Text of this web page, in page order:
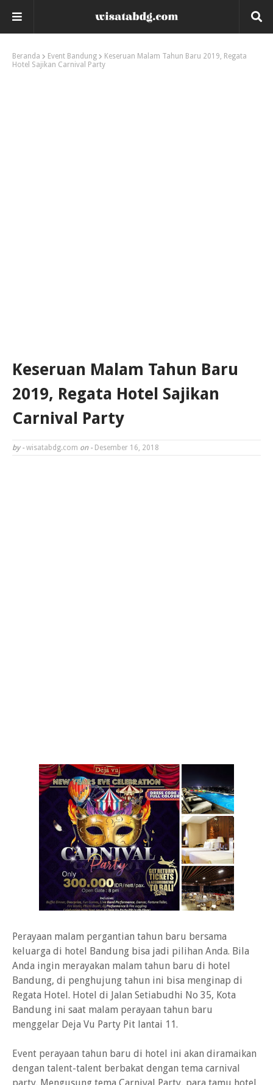
Beranda Event Bandung
Keseruan Malam Tahun Baru 2019, Regata
Hotel Sajikan Carnival Party
Keseruan Malam Tahun Baru
2019, Regata Hotel Sajikan
Carnival Party
by - wisatabdg.com on - Desember 16, 2018
Perayaan malam pergantian tahun baru bersama
keluarga di hotel Bandung bisa jadi pilihan Anda. Bila
Anda ingin merayakan malam tahun baru di hotel
Bandung, di penghujung tahun ini bisa menginap di
Regata Hotel. Hotel di Jalan Setiabudhi No 35, Kota
Bandung ini saat malam perayaan tahun baru
menggelar Deja Vu Party Pit lantai 11.
Event perayaan tahun baru di hotel ini akan diramaikan
dengan talent-talent berbakat dengan tema carnival